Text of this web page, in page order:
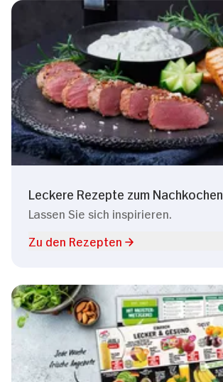
Leckere Rezepte zum Nachkochen
Lassen Sie sich inspirieren.
Zu den Rezepten